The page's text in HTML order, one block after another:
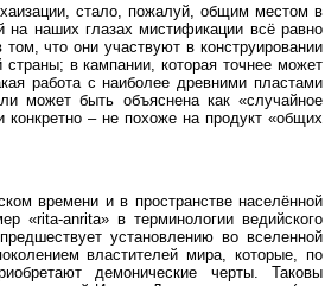
стало, пожалуй, общим местом в
на наших глазах мистификации всё равно
что они участвуют в конструировании
в кампании, которая точнее может
работа с наиболее древними пластами
может быть объяснена как «случайное
– не похоже на продукт «общих
времени и в пространстве населённой
«rita-anrita» в терминологии ведийского
установлению во вселенной
властителей мира, которые, по
демонические черты. Таковы